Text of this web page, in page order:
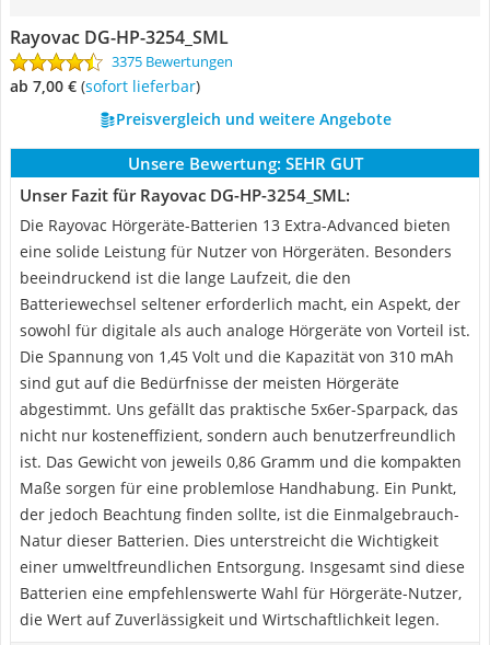
Rayovac DG-HP-3254_SML
3375 Bewertungen
ab 7,00 € ( Sofort lieferbar)
Preisvergleich und weitere Angebote
Unsere Bewertung: SEHR GUT
Unser Fazit für Rayovac DG-HP-3254_SML:
Die Rayovac Hörgeräte-Batterien 13 Extra-Advanced bieten
eine solide Leistung für Nutzer von Hörgeräten. Besonders
beeindruckend ist die lange Laufzeit, die den
Batteriewechsel seltener erforderlich macht, ein Aspekt, der
sowohl für digitale als auch analoge Hörgeräte von Vorteil ist.
Die Spannung von 1,45 Volt und die Kapazität von 310 mAh
sind gut auf die Bedürfnisse der meisten Hörgeräte
abgestimmt. Uns gefällt das praktische 5x6er-Sparpack, das
nicht nur kosteneffizient, sondern auch benutzerfreundlich
ist. Das Gewicht von jeweils 0,86 Gramm und die kompakten
Maße sorgen für eine problemlose Handhabung. Ein Punkt,
der jedoch Beachtung finden sollte, ist die Einmalgebrauch-
Natur dieser Batterien. Dies unterstreicht die Wichtigkeit
einer umweltfreundlichen Entsorgung. Insgesamt sind diese
Batterien eine empfehlenswerte Wahl für Hörgeräte-Nutzer,
die Wert auf Zuverlässigkeit und Wirtschaftlichkeit legen.